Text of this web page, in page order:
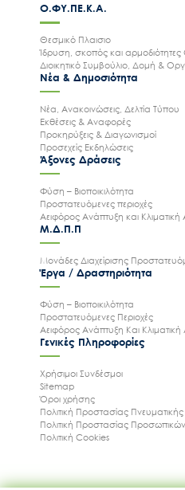
Ο.ΦΥ.ΠΕ.Κ.Α.
Θεσμικό Πλαισιο
Ίδρυση, σκοπός και
Διοικητικό Συμβούλιο, Δομή &
Νέα & Δημοσιότητα
Νέα, Ανακοινώσεις, Δελτία Τύπου
Εκθέσεις & Αναφορές
Προκηρύξεις & Διαγωνισμοί
Προσεχείς Εκδηλώσεις
Άξονες Δράσεις
Φύση – Βιοποικιλότητα
Προστατευόμενες περιοχές
Αειφόρος Ανάπτυξη και
Μ.Δ.Π.Π
Μονάδες Διαχείρισης
Έργα / Δραστηριότητα
Φύση – Βιοποικιλότητα
Προστατευόμενες Περιοχές
Αειφόρος Ανάπτυξη Και
Γενικές Πληροφορίες
Χρήσιμοι Συνδέσμοι
Sitemap
Όροι χρήσης
Πολιτική Προστασίας Πνευματικής
Πολιτική Προστασίας
Πολιτική Cookies